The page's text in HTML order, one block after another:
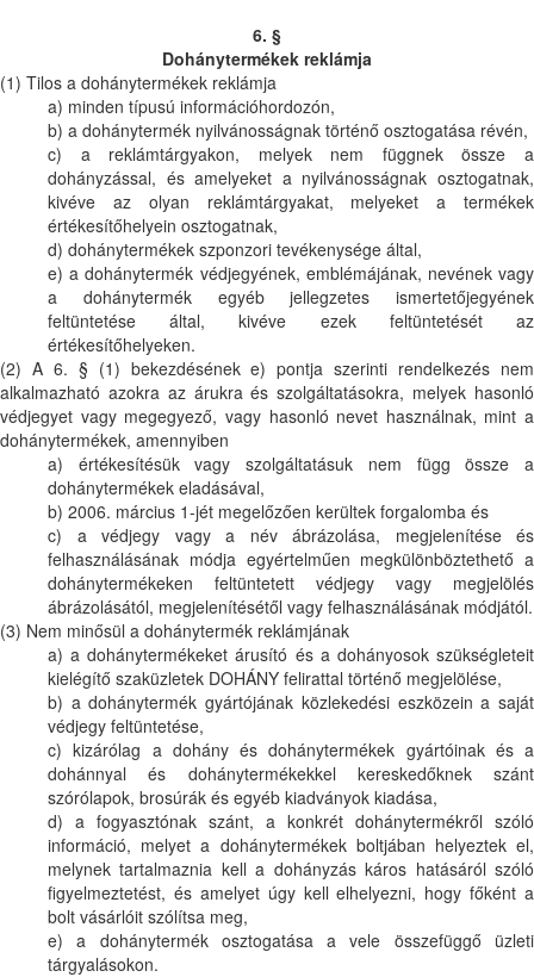
6. §
Dohánytermékek reklámja
(1) Tilos a dohánytermékek reklámja
a) minden típusú információhordozón,
b) a dohánytermék nyilvánosságnak történő osztogatása révén,
c) a reklámtárgyakon, melyek nem függnek össze a
dohányzással, és amelyeket a nyilvánosságnak osztogatnak,
kivéve az olyan reklámtárgyakat, melyeket a termékek
értékesítőhelyein osztogatnak,
d) dohánytermékek szponzori tevékenysége által,
e) a dohánytermék védjegyének, emblémájának, nevének vagy
a dohánytermék egyéb jellegzetes ismertetőjegyének
feltüntetése által, kivéve ezek feltüntetését az
értékesítőhelyeken.
(2) A 6. § (1) bekezdésének e) pontja szerinti rendelkezés nem
alkalmazható azokra az árukra és szolgáltatásokra, melyek hasonló
védjegyet vagy megegyező, vagy hasonló nevet használnak, mint a
dohánytermékek, amennyiben
a) értékesítésük vagy szolgáltatásuk nem függ össze a
dohánytermékek eladásával,
b) 2006. március 1-jét megelőzően kerültek forgalomba és
c) a védjegy vagy a név ábrázolása, megjelenítése és
felhasználásának módja egyértelműen megkülönböztethető a
dohánytermékeken feltüntetett védjegy vagy megjelölés
ábrázolásától, megjelenítésétől vagy felhasználásának módjától.
(3) Nem minősül a dohánytermék reklámjának
a) a dohánytermékeket árusító és a dohányosok szükségleteit
kielégítő szaküzletek DOHÁNY felirattal történő megjelölése,
b) a dohánytermék gyártójának közlekedési eszközein a saját
védjegy feltüntetése,
c) kizárólag a dohány és dohánytermékek gyártóinak és a
dohánnyal és dohánytermékekkel kereskedőknek szánt
szórólapok, brosúrák és egyéb kiadványok kiadása,
d) a fogyasztónak szánt, a konkrét dohánytermékről szóló
információ, melyet a dohánytermékek boltjában helyeztek el,
melynek tartalmaznia kell a dohányzás káros hatásáról szóló
figyelmeztetést, és amelyet úgy kell elhelyezni, hogy főként a
bolt vásárlóit szólítsa meg,
e) a dohánytermék osztogatása a vele összefüggő üzleti
tárgyalásokon.